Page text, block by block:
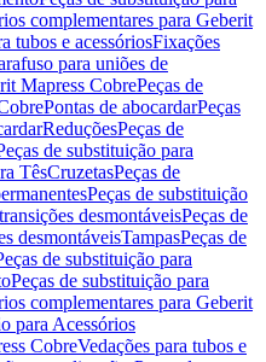
complementares para Geberit
tubos e acessóriosFixações
para uniões de
Mapress CobrePeças de
Pontas de abocardarPeças
ReduçõesPeças de
de substituição para
TêsCruzetasPeças de
Peças de substituição
desmontáveisPeças de
desmontáveisTampasPeças de
de substituição para
Peças de substituição para
complementares para Geberit
para Acessórios
CobreVedações para tubos e